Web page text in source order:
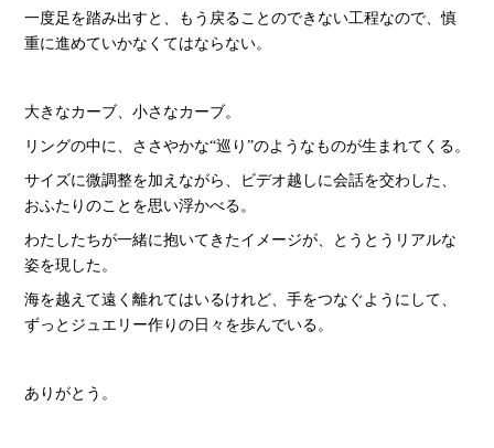
一度足を踏み出すと、もう戻ることのできない工程なので、慎
重に進めていかなくてはならない。
大きなカーブ、小さなカーブ。
リングの中に、ささやかな“巡り”のようなものが生まれてくる。
サイズに微調整を加えながら、ビデオ越しに会話を交わした、
おふたりのことを思い浮かべる。
わたしたちが一緒に抱いてきたイメージが、とうとうリアルな
姿を現した。
海を越えて遠く離れてはいるけれど、手をつなぐようにして、
ずっとジュエリー作りの日々を歩んでいる。
ありがとう。